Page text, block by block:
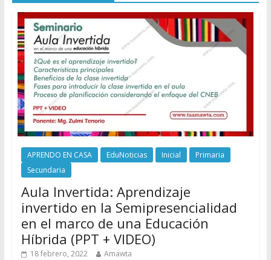
APRENDO EN CASA EduNoticias Inicial
Primaria
Secundaria
Aula Invertida: Aprendizaje
invertido en la Semipresencialidad
en el marco de una Educación
Híbrida (PPT + VIDEO)
18 febrero, 2022 Amawta